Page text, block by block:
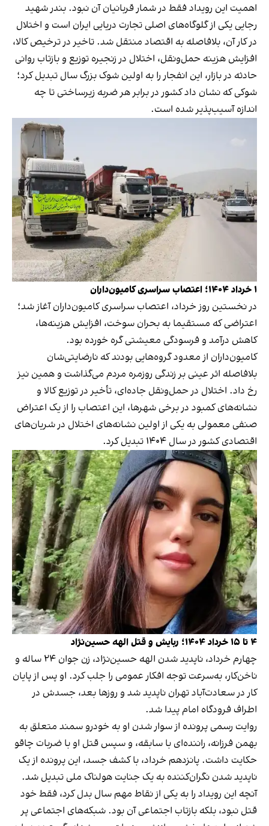
اهمیت این رویداد فقط در شمار قربانیان آن نبود. بندر شهید
رجایی یکی از گلوگاه‌های اصلی تجارت دریایی ایران است و اختلال
در کار آن، بلافاصله به اقتصاد منتقل شد. تاخیر در ترخیص کالا،
افزایش هزینه حمل‌ونقل، اختلال در زنجیره توزیع و بازتاب روانی
حادثه در بازار، این انفجار را به اولین شوک بزرگ سال تبدیل کرد؛
شوکی که نشان داد کشور در برابر هر ضربه زیرساختی تا چه
اندازه آسیب‌پذیر شده است.
۱ خرداد ۱۴۰۴؛ اعتصاب سراسری کامیون‌داران
در نخستین روز خرداد، اعتصاب سراسری کامیون‌داران آغاز شد؛
اعتراضی که مستقیما به بحران سوخت، افزایش هزینه‌ها،
کاهش درآمد و فرسودگی معیشتی گره خورده بود.
کامیون‌داران از معدود گروه‌هایی بودند که نارضایتی‌شان
بلافاصله اثر عینی بر زندگی روزمره مردم می‌گذاشت و همین نیز
رخ داد. اختلال در حمل‌ونقل جاده‌ای، تأخیر در توزیع کالا و
نشانه‌های کمبود در برخی شهرها، این اعتصاب را از یک اعتراض
صنفی معمولی به یکی از اولین نشانه‌های اختلال در شریان‌های
اقتصادی کشور در سال ۱۴۰۴ تبدیل کرد.
۴ تا ۱۵ خرداد ۱۴۰۴؛ ربایش و قتل الهه حسین‌نژاد
چهارم خرداد، ناپدید شدن الهه حسین‌نژاد، زن جوان ۲۴ ساله و
ناخن‌کار، به‌سرعت توجه افکار عمومی را جلب کرد. او پس از پایان
کار در سعادت‌آباد تهران ناپدید شد و روزها بعد، جسدش در
اطراف فرودگاه امام پیدا شد.
روایت رسمی پرونده از سوار شدن او به خودرو سمند متعلق به
بهمن فرزانه، راننده‌ای با سابقه، و سپس قتل او با ضربات چاقو
حکایت داشت. پانزدهم خرداد، با کشف جسد، این پرونده از یک
ناپدید شدن نگران‌کننده به یک جنایت هولناک ملی تبدیل شد.
آنچه این رویداد را به یکی از نقاط مهم سال بدل کرد، فقط خود
قتل نبود، بلکه بازتاب اجتماعی آن بود. شبکه‌های اجتماعی پر